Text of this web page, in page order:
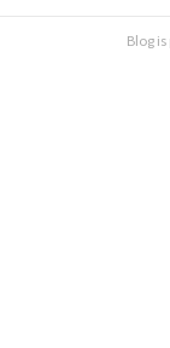
Blog